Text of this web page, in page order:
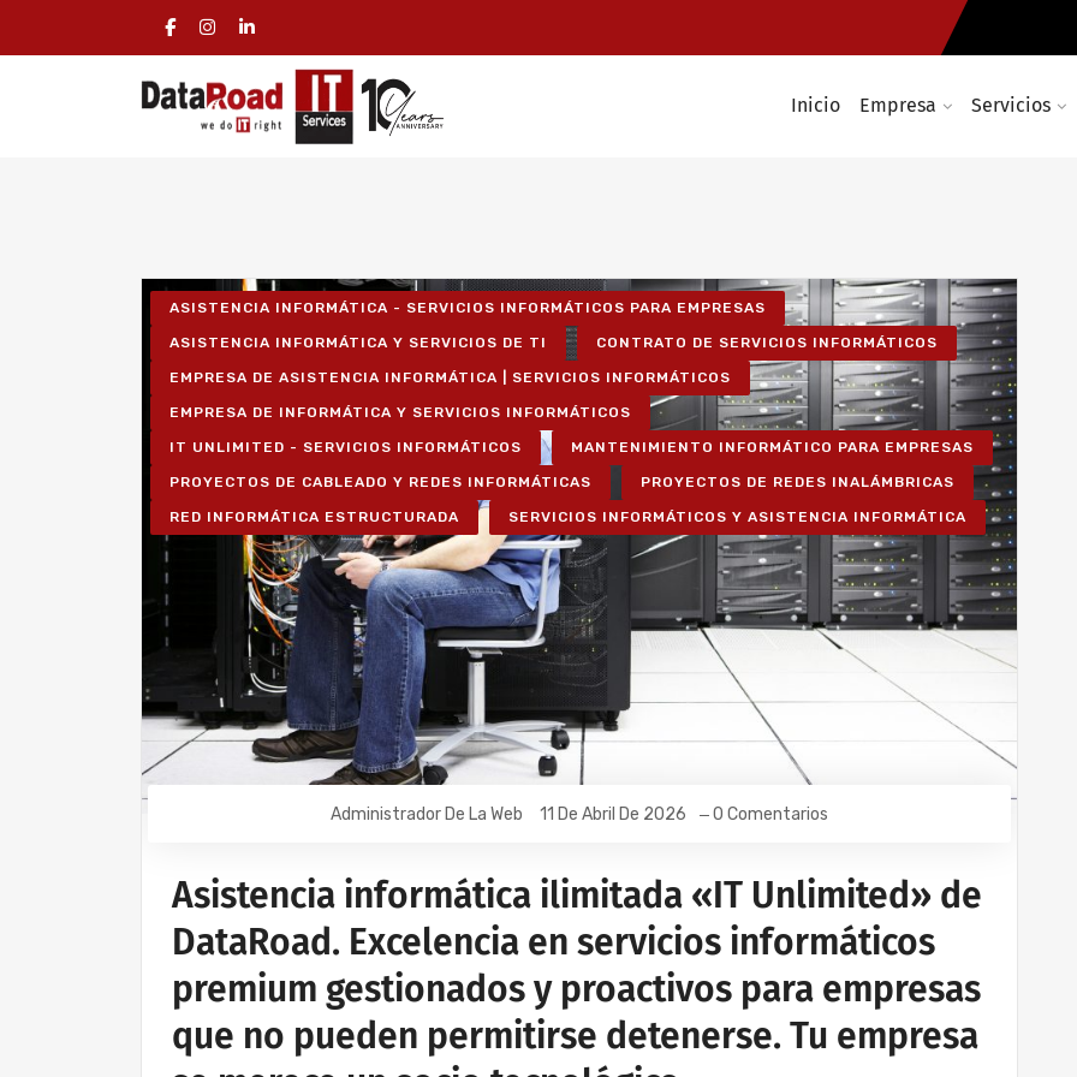
Inicio Empresa Servicios
ASISTENCIA INFORMÁTICA - SERVICIOS INFORMÁTICOS PARA EMPRESAS
ASISTENCIA INFORMÁTICA Y SERVICIOS DE TI CONTRATO DE SERVICIOS INFORMÁTICOS
EMPRESA DE ASISTENCIA INFORMÁTICA | SERVICIOS INFORMÁTICOS
EMPRESA DE INFORMÁTICA Y SERVICIOS INFORMÁTICOS
IT UNLIMITED - SERVICIOS INFORMÁTICOS MANTENIMIENTO INFORMÁTICO PARA EMPRESAS
PROYECTOS DE CABLEADO Y REDES INFORMÁTICAS PROYECTOS DE REDES INALÁMBRICAS
RED INFORMÁTICA ESTRUCTURADA SERVICIOS INFORMÁTICOS Y ASISTENCIA INFORMÁTICA
Administrador De La Web 11 De Abril De 2026 0 Comentarios
Asistencia informática ilimitada «IT Unlimited» de
DataRoad. Excelencia en servicios informáticos
premium gestionados y proactivos para empresas
que no pueden permitirse detenerse. Tu empresa